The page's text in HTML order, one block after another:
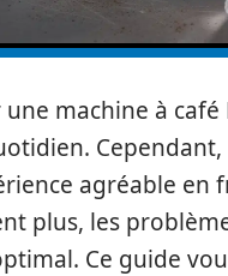
une machine à
agréable
plus, les
Ce guide